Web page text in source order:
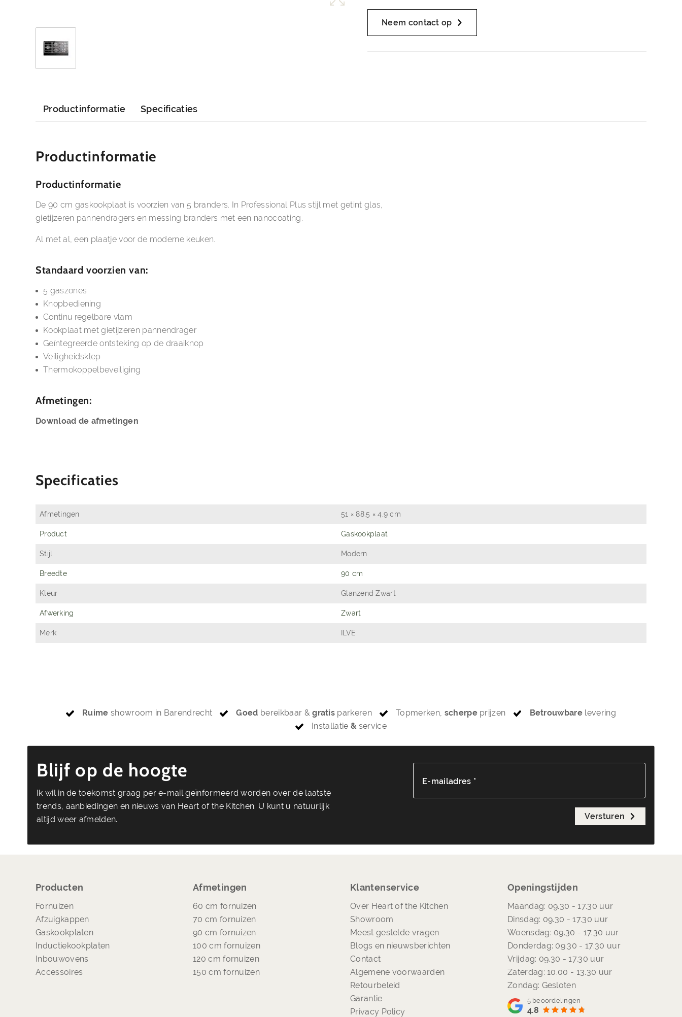
Neem contact op
Productinformatie Specificaties
Productinformatie
Productinformatie
De 90 cm gaskookplaat is voorzien van 5 branders. In Professional Plus stijl met getint glas,
gietijzeren pannendragers en messing branders met een nanocoating.
Al met al, een plaatje voor de moderne keuken.
Standaard voorzien van:
5 gaszones
Knopbediening
Continu regelbare vlam
Kookplaat met gietijzeren pannendrager
Geïntegreerde ontsteking op de draaiknop
Veiligheidsklep
Thermokoppelbeveiliging
Afmetingen:
Download de afmetingen
Specificaties
Afmetingen 51 × 88,5 × 4,9 cm
Product Gaskookplaat
Stijl Modern
Breedte 90 cm
Kleur Glanzend Zwart
Afwerking Zwart
Merk ILVE
Ruimeshowroom in Barendrecht Goed bereikbaar &gratis parkeren Topmerken, scherpeprijzen Betrouwbare levering
Installatie & service
Blijf op de hoogte
Ik wil in de toekomst graag per e-mail geïnformeerd worden over de laatste
trends, aanbiedingen en nieuws van Heart of the Kitchen. U kunt u natuurlijk
altijd weer afmelden.
E-mailadres *
Versturen
Producten
Fornuizen
Afzuigkappen
Gaskookplaten
Inductiekookplaten
Inbouwovens
Accessoires
Afmetingen
60 cm fornuizen
70 cm fornuizen
90 cm fornuizen
100 cm fornuizen
120 cm fornuizen
150 cm fornuizen
Klantenservice
Over Heart of the Kitchen
Showroom
Meest gestelde vragen
Blogs en nieuwsberichten
Contact
Algemene voorwaarden
Retourbeleid
Garantie
Privacy Policy
Openingstijden
Maandag: 09.30 - 17.30 uur
Dinsdag: 09.30 - 17.30 uur
Woensdag: 09.30 - 17.30 uur
Donderdag: 09.30 - 17.30 uur
Vrijdag: 09.30 - 17.30 uur
Zaterdag: 10.00 - 13.30 uur
Zondag: Gesloten
5beoordelingen
4.8